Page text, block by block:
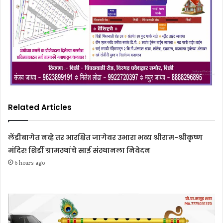
Related Articles
लेंडीबागेत नव्हे तर आरक्षित जागेवर उभारा भव्य श्रीराम-श्रीकृष्ण
मंदिर! शिर्डी ग्रामस्थांचे साई संस्थानला निवेदन
6 hours ago